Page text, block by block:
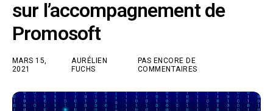
sur l’accompagnement de
Promosoft
MARS 15,
2021
AURÉLIEN
FUCHS
PAS ENCORE DE
COMMENTAIRES